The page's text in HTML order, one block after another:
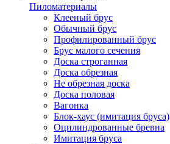
Пиломатериалы
Клееный брус
Обычный брус
Профилированный брус
Брус малого сечения
Доска строганная
Доска обрезная
Не обрезная доска
Доска половая
Вагонка
Блок-хаус (имитация бруса)
Оцилиндрованные бревна
Имитация бруса